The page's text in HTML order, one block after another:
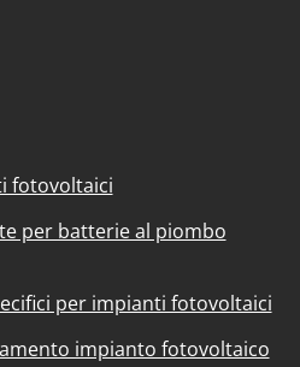
fotovoltaici
per batterie al piombo
per impianti fotovoltaici
impianto fotovoltaico